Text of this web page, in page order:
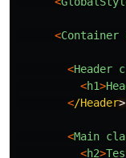
<Container
<Header
<h1>
</Header
<Main
<h2>